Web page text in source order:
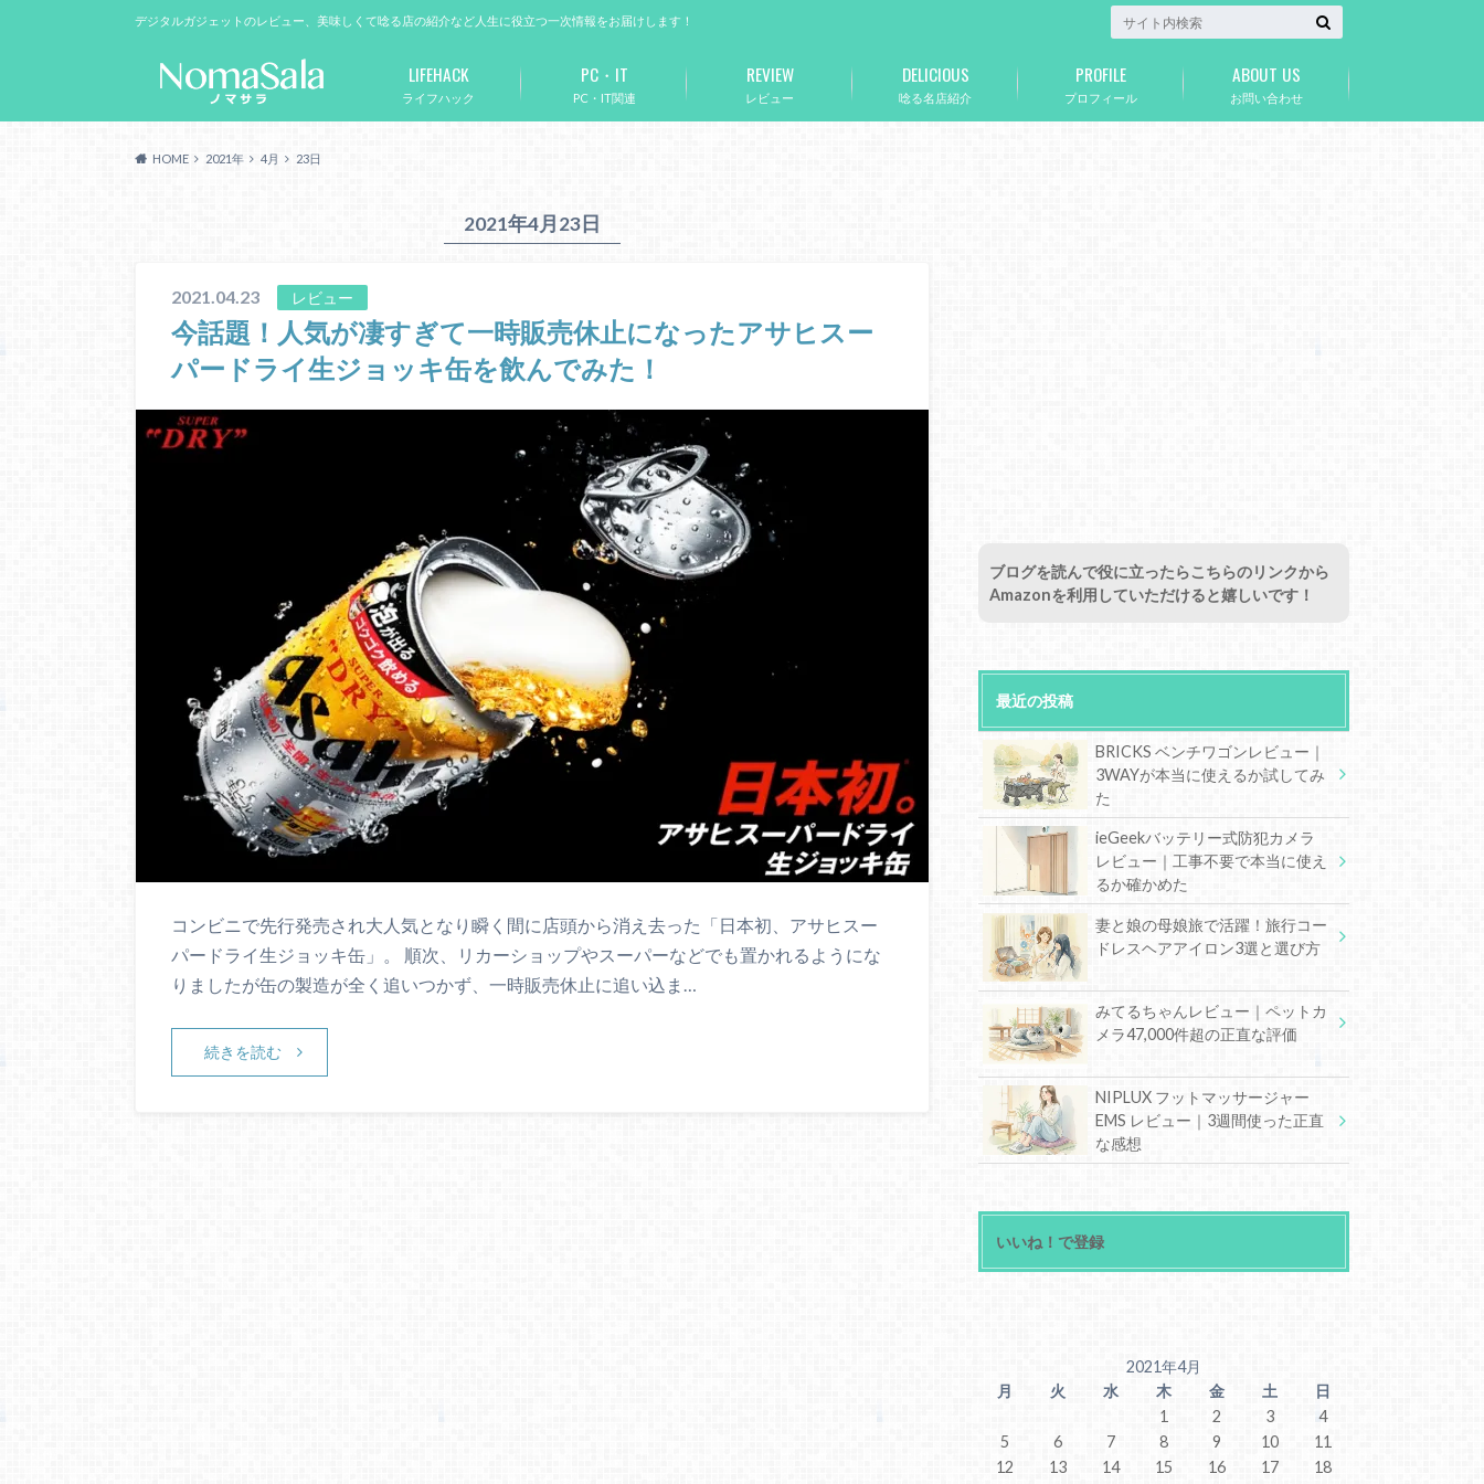
デジタルガジェットのレビュー、美味しくて唸る店の紹介など人生に役立つ一次情報をお届けします！
ライフハック
LIFEHACK
PC・IT関連
PC・IT
レビュー
REVIEW
唸る名店紹介
DELICIOUS
プロフィール
PROFILE
お問い合わせ
ABOUT US
HOME 2021年 4月 23日
2021年4月23日
2021.04.23 レビュー
今話題！人気が凄すぎて一時販売休止になったアサヒスー
パードライ生ジョッキ缶を飲んでみた！
コンビニで先行発売され大人気となり瞬く間に店頭から消え去った「日本初、アサヒスー
パードライ生ジョッキ缶」。 順次、リカーショップやスーパーなどでも置かれるようにな
りましたが缶の製造が全く追いつかず、一時販売休止に追い込ま…
続きを読む
ブログを読んで役に立ったらこちらのリンクから
Amazonを利用していただけると嬉しいです！
最近の投稿
BRICKS ベンチワゴンレビュー｜
3WAYが本当に使えるか試してみ
た
ieGeekバッテリー式防犯カメラ
レビュー｜工事不要で本当に使え
るか確かめた
妻と娘の母娘旅で活躍！旅行コー
ドレスヘアアイロン3選と選び方
みてるちゃんレビュー｜ペットカ
メラ47,000件超の正直な評価
NIPLUX フットマッサージャー
EMS レビュー｜3週間使った正直
な感想
いいね！で登録
2021年4月
月
火 水 木 金 土
日
1
2 3
4
5
6 7 8 9 10
11
12
13 14 15 16 17
18